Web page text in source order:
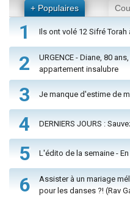
+ Populaires
1 Ils ont volé 12 Sifré
2
URGENCE - Diane, 80
appartement insalubre
3 Je manque d'estime de
4 DERNIERS JOURS :
5 L'édito de la semaine -
6
Assister à un mariage
pour les danses ?! (Rav